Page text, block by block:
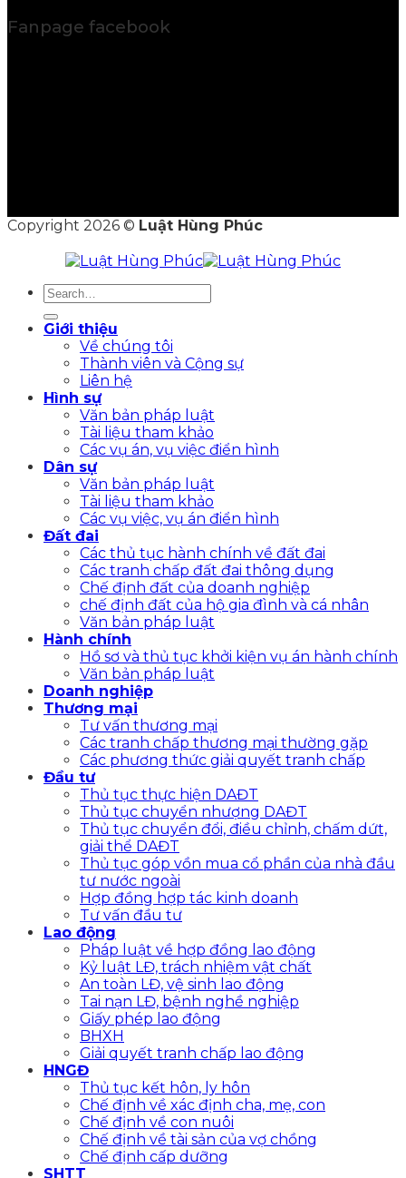
Fanpage facebook
Copyright 2026 © Luật Hùng Phúc
Giới thiệu
Về chúng tôi
Thành viên và Cộng sự
Liên hệ
Hình sự
Văn bản pháp luật
Tài liệu tham khảo
Các vụ án, vụ việc điển hình
Dân sự
Văn bản pháp luật
Tài liệu tham khảo
Các vụ việc, vụ án điển hình
Đất đai
Các thủ tục hành chính về đất đai
Các tranh chấp đất đai thông dụng
Chế định đất của doanh nghiệp
chế định đất của hộ gia đình và cá nhân
Văn bản pháp luật
Hành chính
Hồ sơ và thủ tục khởi kiện vụ án hành chính
Văn bản pháp luật
Doanh nghiệp
Thương mại
Tư vấn thương mại
Các tranh chấp thương mại thường gặp
Các phương thức giải quyết tranh chấp
Đầu tư
Thủ tục thực hiện DAĐT
Thủ tục chuyển nhượng DAĐT
Thủ tục chuyển đổi, điều chỉnh, chấm dứt,
giải thể DAĐT
Thủ tục góp vồn mua cổ phần của nhà đầu
tư nước ngoài
Hợp đồng hợp tác kinh doanh
Tư vấn đầu tư
Lao động
Pháp luật về hợp đồng lao động
Kỷ luật LĐ, trách nhiệm vật chất
An toàn LĐ, vệ sinh lao động
Tai nạn LĐ, bệnh nghề nghiệp
Giấy phép lao động
BHXH
Giải quyết tranh chấp lao động
HNGĐ
Thủ tục kết hôn, ly hôn
Chế định về xác định cha, mẹ, con
Chế định về con nuôi
Chế định về tài sản của vợ chồng
Chế định cấp dưỡng
SHTT